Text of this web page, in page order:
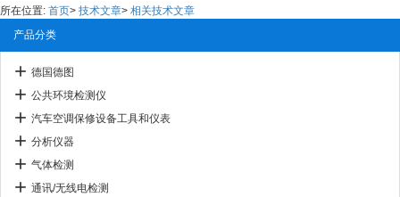
所在位置: 首页> 技术文章> 相关技术文章
产品分类
德国德图
公共环境检测仪
汽车空调保修设备工具和仪表
分析仪器
气体检测
通讯/无线电检测